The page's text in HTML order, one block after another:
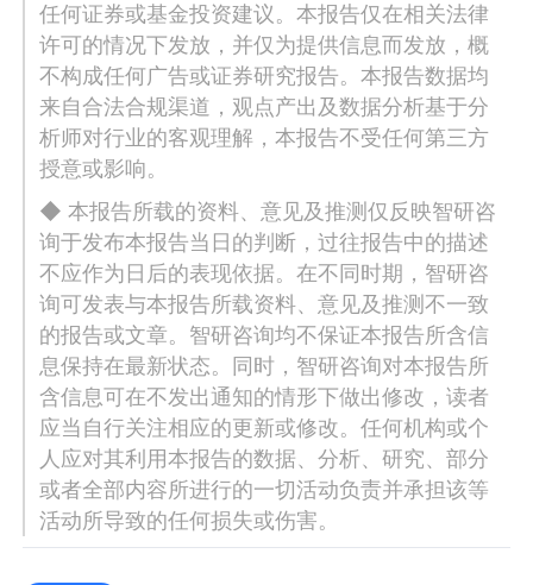
任何证券或基金投资建议。本报告仅在相关法律
许可的情况下发放，并仅为提供信息而发放，概
不构成任何广告或证券研究报告。本报告数据均
来自合法合规渠道，观点产出及数据分析基于分
析师对行业的客观理解，本报告不受任何第三方
授意或影响。
◆ 本报告所载的资料、意见及推测仅反映智研咨
询于发布本报告当日的判断，过往报告中的描述
不应作为日后的表现依据。在不同时期，智研咨
询可发表与本报告所载资料、意见及推测不一致
的报告或文章。智研咨询均不保证本报告所含信
息保持在最新状态。同时，智研咨询对本报告所
含信息可在不发出通知的情形下做出修改，读者
应当自行关注相应的更新或修改。任何机构或个
人应对其利用本报告的数据、分析、研究、部分
或者全部内容所进行的一切活动负责并承担该等
活动所导致的任何损失或伤害。